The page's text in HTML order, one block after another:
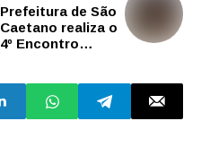
Prefeitura de São
Caetano realiza o
4º Encontro